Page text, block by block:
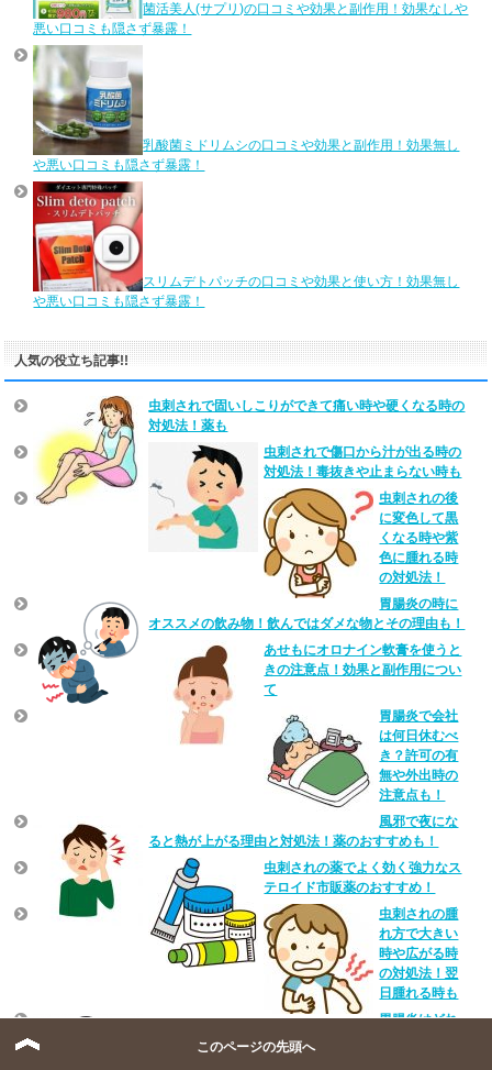
菌活美人(サプリ)の口コミや効果と副作用！効果なしや
悪い口コミも隠さず暴露！
乳酸菌ミドリムシの口コミや効果と副作用！効果無し
や悪い口コミも隠さず暴露！
スリムデトパッチの口コミや効果と使い方！効果無し
や悪い口コミも隠さず暴露！
人気の役立ち記事!!
虫刺されで固いしこりができて痛い時や硬くなる時の
対処法！薬も
虫刺されで傷口から汁が出る時の
対処法！毒抜きや止まらない時も
虫刺されの後
に変色して黒
くなる時や紫
色に腫れる時
の対処法！
胃腸炎の時に
オススメの飲み物！飲んではダメな物とその理由も！
あせもにオロナイン軟膏を使うと
きの注意点！効果と副作用につい
て
胃腸炎で会社
は何日休むべ
き？許可の有
無や外出時の
注意点も！
風邪で夜にな
ると熱が上がる理由と対処法！薬のおすすめも！
虫刺されの薬でよく効く強力なス
テロイド市販薬のおすすめ！
虫刺されの腫
れ方で大きい
時や広がる時
の対処法！翌
日腫れる時も
胃腸炎はどれ
くらいで治る？完治までの日数や期間と食事の注意
このページの先頭へ